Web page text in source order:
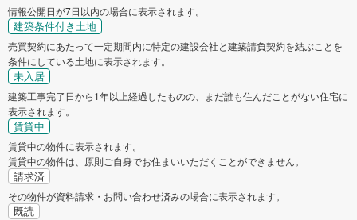
情報公開日が7日以内の場合に表示されます。
建築条件付き土地
売買契約にあたって一定期間内に特定の建設会社と建築請負契約を結ぶことを
条件にしている土地に表示されます。
未入居
建築工事完了日から1年以上経過したものの、まだ誰も住んだことがない住宅に
表示されます。
賃貸中
賃貸中の物件に表示されます。
賃貸中の物件は、原則ご自身でお住まいいただくことができません。
請求済
その物件が資料請求・お問い合わせ済みの場合に表示されます。
既読